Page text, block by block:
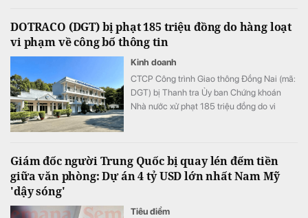
DOTRACO (DGT) bị phạt 185 triệu đồng do hàng loạt
vi phạm về công bố thông tin
Kinh doanh
CTCP Công trình Giao thông Đồng Nai (mã:
DGT) bị Thanh tra Ủy ban Chứng khoán
Nhà nước xử phạt 185 triệu đồng do vi
Giám đốc người Trung Quốc bị quay lén đếm tiền
giữa văn phòng: Dự án 4 tỷ USD lớn nhất Nam Mỹ
'dậy sóng'
Tiêu điểm